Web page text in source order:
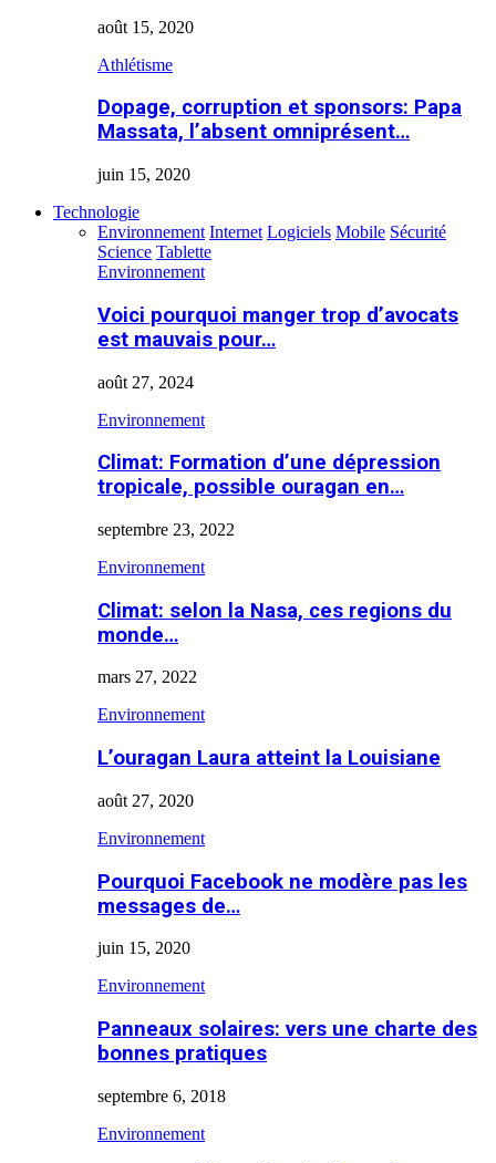
août 15, 2020
Athlétisme
Dopage, corruption et sponsors: Papa
Massata, l’absent omniprésent…
juin 15, 2020
Technologie
Environnement Internet Logiciels Mobile Sécurité
Science Tablette
Environnement
Voici pourquoi manger trop d’avocats
est mauvais pour…
août 27, 2024
Environnement
Climat: Formation d’une dépression
tropicale, possible ouragan en…
septembre 23, 2022
Environnement
Climat: selon la Nasa, ces regions du
monde…
mars 27, 2022
Environnement
L’ouragan Laura atteint la Louisiane
août 27, 2020
Environnement
Pourquoi Facebook ne modère pas les
messages de…
juin 15, 2020
Environnement
Panneaux solaires: vers une charte des
bonnes pratiques
septembre 6, 2018
Environnement